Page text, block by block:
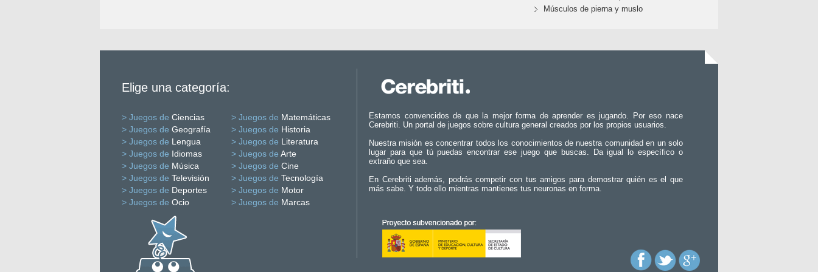
Músculos de pierna y muslo
Elige una categoría:
> Juegos de Ciencias > Juegos de Matemáticas
> Juegos de Geografía > Juegos de Historia
> Juegos de Lengua > Juegos de Literatura
> Juegos de Idiomas > Juegos de Arte
> Juegos de Música > Juegos de Cine
> Juegos de Televisión > Juegos de Tecnología
> Juegos de Deportes > Juegos de Motor
> Juegos de Ocio > Juegos de Marcas
Estamos convencidos de que la mejor forma de aprender es jugando. Por eso nace
Cerebriti. Un portal de juegos sobre cultura general creados por los propios usuarios.
Nuestra misión es concentrar todos los conocimientos de nuestra comunidad en un solo
lugar para que tú puedas encontrar ese juego que buscas. Da igual lo específico o
extraño que sea.
En Cerebriti además, podrás competir con tus amigos para demostrar quién es el que
más sabe. Y todo ello mientras mantienes tus neuronas en forma.